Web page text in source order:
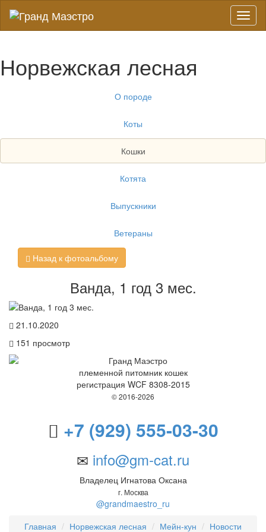
Норвежская лесная
О породе
Коты
Кошки
Котята
Выпускники
Ветераны
Назад к фотоальбому
Ванда, 1 год 3 мес.
21.10.2020
151 просмотр
племенной питомник кошек
регистрация WCF 8308-2015
© 2016-2026
+7 (929) 555-03-30
info@gm-cat.ru
Владелец Игнатова Оксана
г. Москва
@grandmaestro_ru
Главная
Норвежская лесная Мейн-кун Новости